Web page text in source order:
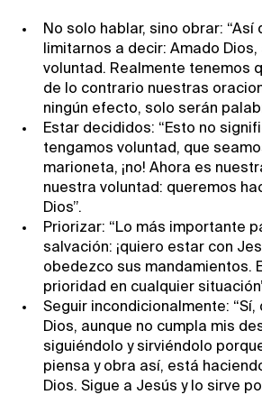
No solo hablar, sino obrar: “Así
limitarnos a decir: Amado
voluntad. Realmente tenemos
de lo contrario nuestras
ningún efecto, solo serán
Estar decididos: “Esto no
tengamos voluntad, que
marioneta, ¡no! Ahora es
nuestra voluntad: queremos
Dios”.
Priorizar: “Lo más importante
salvación: ¡quiero estar con
obedezco sus mandamientos.
prioridad en cualquier
Seguir incondicionalmente: “Sí,
Dios, aunque no cumpla mis
siguiéndolo y sirviéndolo
piensa y obra así, está
Dios. Sigue a Jesús y lo sirve